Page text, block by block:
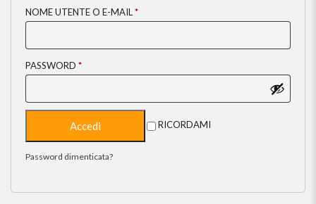
NOME UTENTE O E-MAIL*
PASSWORD *
RICORDAMI
Password dimenticata?